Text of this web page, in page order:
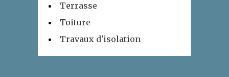
Terrasse
Toiture
Travaux d'isolation